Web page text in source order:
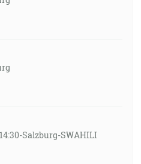
Salzburg-SWAHILI